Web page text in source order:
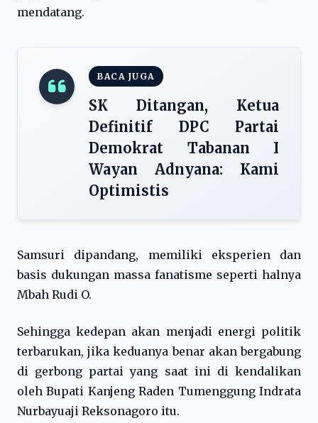
mendatang.
BACA JUGA
SK Ditangan, Ketua
Definitif DPC Partai
Demokrat Tabanan I
Wayan Adnyana: Kami
Optimistis
Samsuri dipandang, memiliki eksperien dan
basis dukungan massa fanatisme seperti halnya
Mbah Rudi O.
Sehingga kedepan akan menjadi energi politik
terbarukan, jika keduanya benar akan bergabung
di gerbong partai yang saat ini di kendalikan
oleh Bupati Kanjeng Raden Tumenggung Indrata
Nurbayuaji Reksonagoro itu.